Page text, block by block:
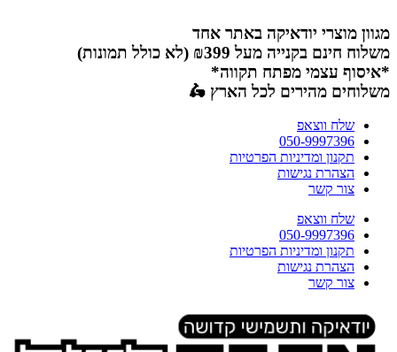
לתוכן
מגוון מוצרי יודאיקה באתר אחד
משלוח חינם בקנייה מעל ₪399 (לא כולל תמונות)
*איסוף עצמי מפתח תקווה*
משלוחים מהירים לכל הארץ 🛵
שלח ווצאפ
050-9997396
תקנון ומדיניות הפרטיות
הצהרת נגישות
צור קשר
שלח ווצאפ
050-9997396
תקנון ומדיניות הפרטיות
הצהרת נגישות
צור קשר